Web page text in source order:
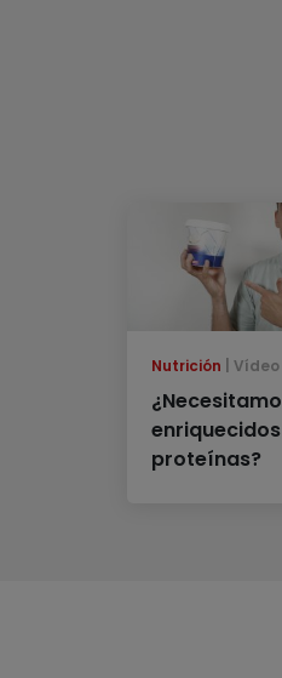
Nutrición Vídeo
proteínas?